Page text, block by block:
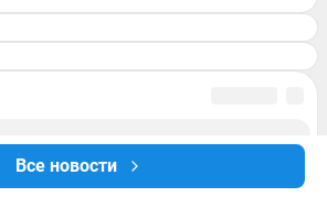
Все новости